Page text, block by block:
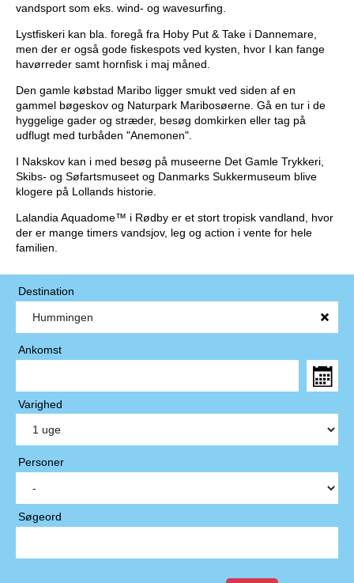
vandsport som eks. wind- og wavesurfing.
Lystfiskeri kan bla. foregå fra Hoby Put & Take i Dannemare,
men der er også gode fiskespots ved kysten, hvor I kan fange
havørreder samt hornfisk i maj måned.
Den gamle købstad Maribo ligger smukt ved siden af en
gammel bøgeskov og Naturpark Maribosøerne. Gå en tur i de
hyggelige gader og stræder, besøg domkirken eller tag på
udflugt med turbåden "Anemonen".
I Nakskov kan i med besøg på museerne Det Gamle Trykkeri,
Skibs- og Søfartsmuseet og Danmarks Sukkermuseum blive
klogere på Lollands historie.
Lalandia Aquadome™ i Rødby er et stort tropisk vandland, hvor
der er mange timers vandsjov, leg og action i vente for hele
familien.
Destination
Ankomst
Varighed
Personer
Søgeord